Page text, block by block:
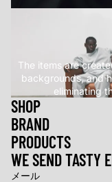
The items are
backgrounds, and
eliminating
SHOP
BRAND
PRODUCTS
WE SEND TASTY
メール
返金ポリシー
プライバシーポリ